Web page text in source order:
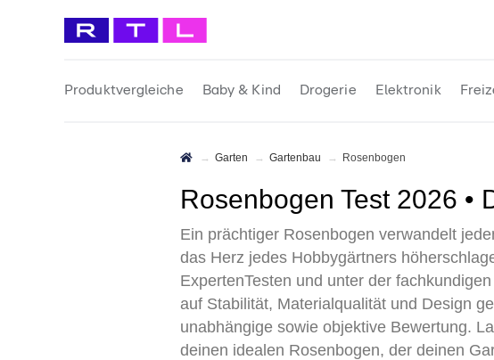
Produktvergleiche Baby & Kind Drogerie Elektronik
Garten Gartenbau Rosenbogen
Rosenbogen Test 2026
Ein prächtiger Rosenbogen verwandelt
das Herz jedes Hobbygärtners
ExpertenTesten und unter der
auf Stabilität, Materialqualität und Design
unabhängige sowie objektive Bewertung.
deinen idealen Rosenbogen, der deinen